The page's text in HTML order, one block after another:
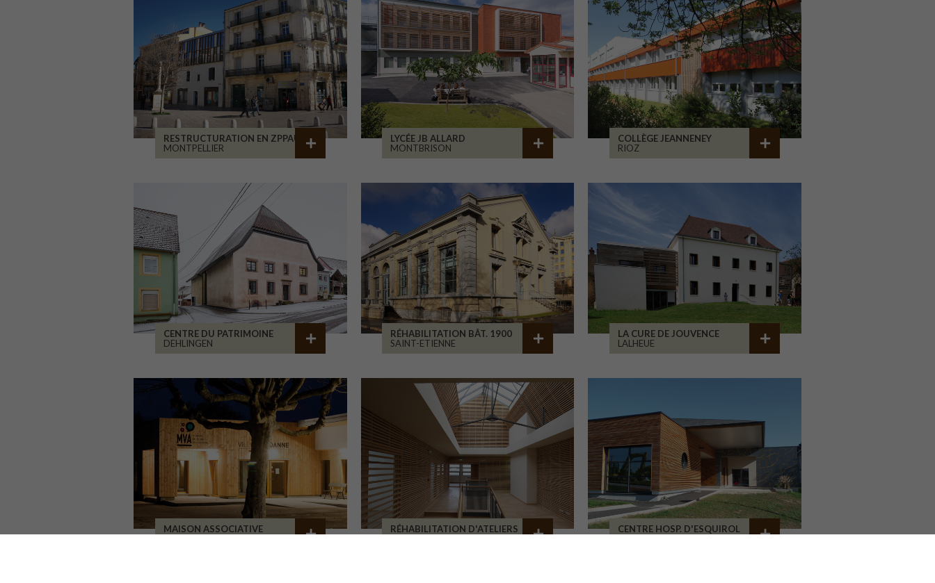
RESTRUCTURATION EN ZPPAUP
MONTPELLIER
LYCÉE JB ALLARD
MONTBRISON
COLLÈGE JEANNENEY
RIOZ
CENTRE DU PATRIMOINE
DEHLINGEN
RÉHABILITATION BÂT. 1900
SAINT-ETIENNE
LA CURE DE JOUVENCE
LALHEUE
MAISON ASSOCIATIVE
RÉHABILITATION D'ATELIERS
CENTRE HOSP. D'ESQUIROL